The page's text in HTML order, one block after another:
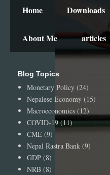
Home Downloads
About Me articles
Blog Topics
Monetary Policy (24)
Nepalese Economy (15)
Macroeconomics (12)
COVID-19 (11)
CME (9)
Nepal Rastra Bank (9)
GDP (8)
NRB (8)